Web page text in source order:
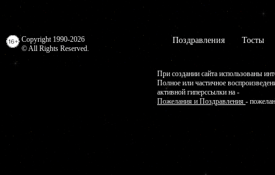
Copyright 1990-2026
© All Rights Reserved.
Поздравления Тосты
При создании сайта использованы
Полное или частичное
активной гиперссылки на -
Пожелания и Поздравления -